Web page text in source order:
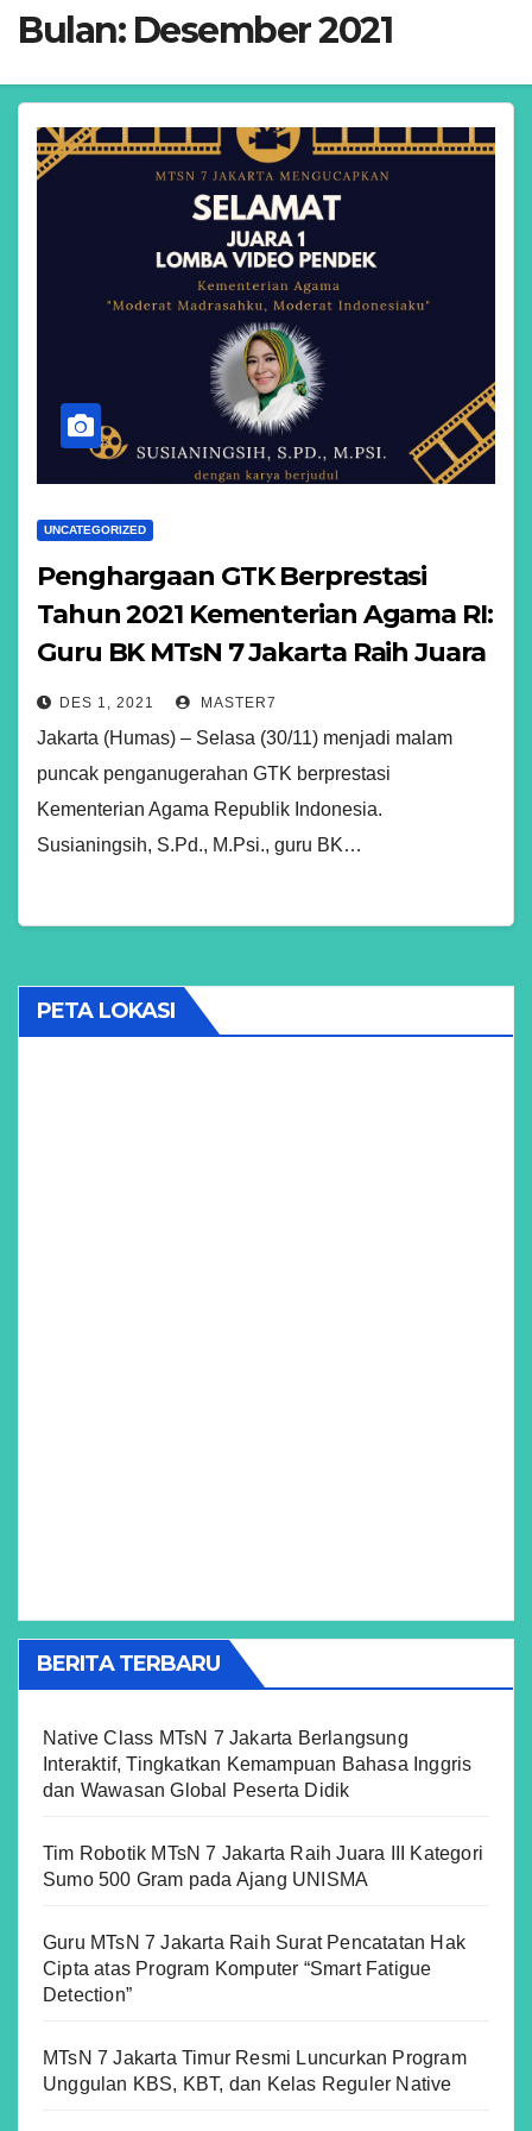
Bulan: Desember 2021
UNCATEGORIZED
Penghargaan GTK Berprestasi
Tahun 2021 Kementerian Agama RI:
Guru BK MTsN 7 Jakarta Raih Juara
1 Lomba Video Pendek Moderasi
Keberagaman
DES 1, 2021 MASTER7
Jakarta (Humas) – Selasa (30/11) menjadi malam
puncak penganugerahan GTK berprestasi
Kementerian Agama Republik Indonesia.
Susianingsih, S.Pd., M.Psi., guru BK…
PETA LOKASI
BERITA TERBARU
Native Class MTsN 7 Jakarta Berlangsung
Interaktif, Tingkatkan Kemampuan Bahasa Inggris
dan Wawasan Global Peserta Didik
Tim Robotik MTsN 7 Jakarta Raih Juara III Kategori
Sumo 500 Gram pada Ajang UNISMA
Guru MTsN 7 Jakarta Raih Surat Pencatatan Hak
Cipta atas Program Komputer “Smart Fatigue
Detection”
MTsN 7 Jakarta Timur Resmi Luncurkan Program
Unggulan KBS, KBT, dan Kelas Reguler Native